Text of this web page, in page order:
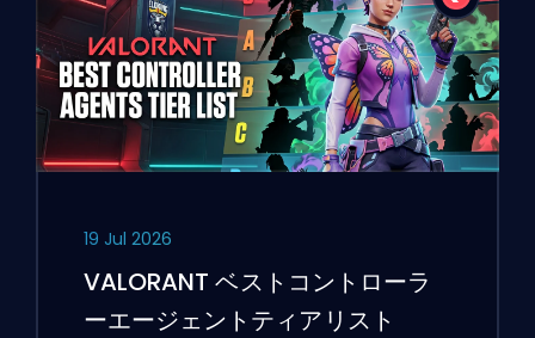
19 Jul 2026
VALORANT ベストコントローラ
ーエージェントティアリスト